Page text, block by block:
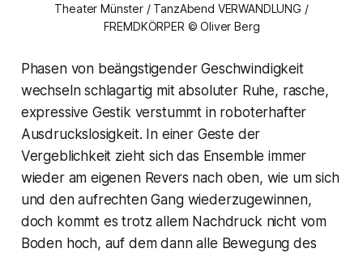
Theater Münster / TanzAbend VERWANDLUNG /
FREMDKÖRPER © Oliver Berg
Phasen von beängstigender Geschwindigkeit
wechseln schlagartig mit absoluter Ruhe, rasche,
expressive Gestik verstummt in roboterhafter
Ausdruckslosigkeit. In einer Geste der
Vergeblichkeit zieht sich das Ensemble immer
wieder am eigenen Revers nach oben, wie um sich
und den aufrechten Gang wiederzugewinnen,
doch kommt es trotz allem Nachdruck nicht vom
Boden hoch, auf dem dann alle Bewegung des